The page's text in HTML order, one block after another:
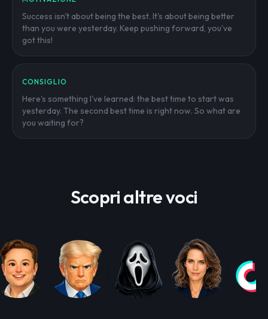
Success isn't about being the best. It's about being better
than you were yesterday. Keep pushing forward, you've
got this!
CONSIGLIO
Here's something I've learned: the best time to start was
yesterday. The second best time is right now. So what are
you waiting for?
Scopri altre voci